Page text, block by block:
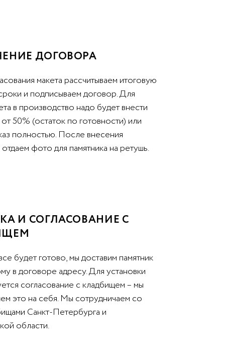
ДОГОВОРА
макета рассчитываем итоговую
и подписываем договор. Для
в производство надо будет внести
50% (остаток по готовности) или
полностью. После внесения
фото для памятника на ретушь.
И СОГЛАСОВАНИЕ С
будет готово, мы доставим памятник
в договоре адресу. Для установки
согласование с кладбищем – мы
это на себя. Мы сотрудничаем со
Санкт-Петербурга и
области.